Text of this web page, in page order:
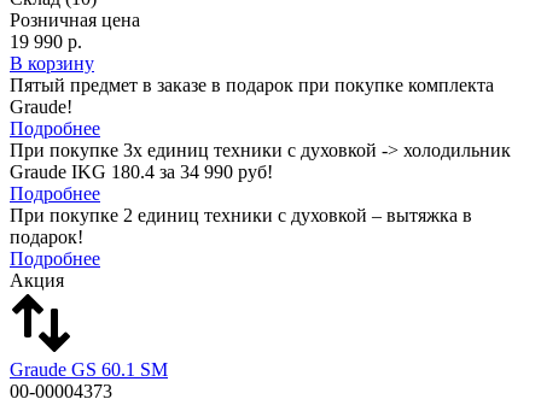
Розничная цена
19 990 р.
В корзину
Пятый предмет в заказе в подарок при покупке комплекта
Graude!
Подробнее
При покупке 3х единиц техники с духовкой -> холодильник
Graude IKG 180.4 за 34 990 руб!
Подробнее
При покупке 2 единиц техники с духовкой – вытяжка в
подарок!
Подробнее
Акция
Graude GS 60.1 SM
00-00004373